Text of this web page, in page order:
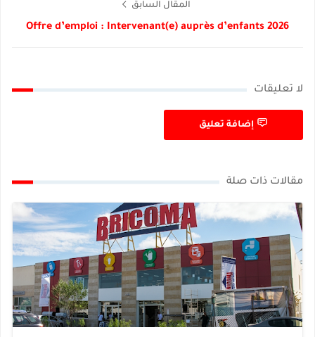
المقال السابق
Offre d’emploi : Intervenant(e) auprès d’enfants 2026
لا تعليقات
إضافة تعليق
مقالات ذات صلة